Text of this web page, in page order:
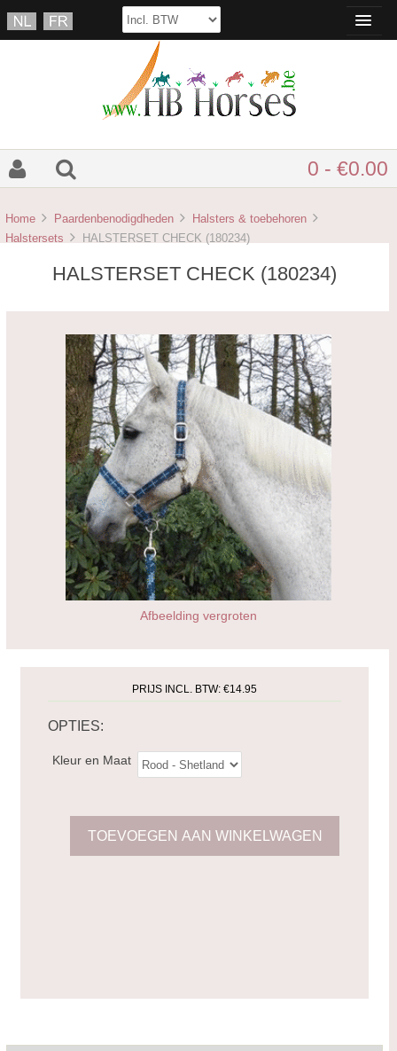
0 - €0.00
Home Paardenbenodigdheden
Halsters & toebehoren
Halstersets
HALSTERSET CHECK (180234)
HALSTERSET CHECK (180234)
Afbeelding vergroten
PRIJS INCL. BTW:€14.95
OPTIES:
Kleur en Maat